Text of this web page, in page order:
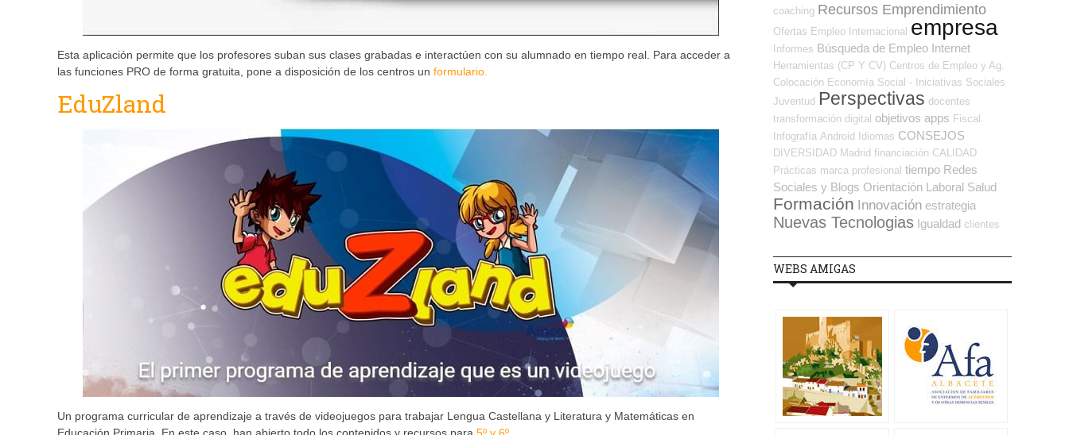
Esta aplicación permite que los profesores suban sus clases grabadas e interactúen con su alumnado en tiempo real. Para acceder a
las funciones PRO de forma gratuita, pone a disposición de los centros un formulario.
EduZland
Un programa curricular de aprendizaje a través de videojuegos para trabajar Lengua Castellana y Literatura y Matemáticas en
coaching Recursos Emprendimiento
Ofertas Empleo Internacional empresa
Informes Búsqueda de Empleo Internet
Herramientas (CP Y CV) Centros de Empleo y Ag.
Colocación Economía Social - Iniciativas Sociales
Juventud Perspectivas docentes
transformación digital objetivos apps Fiscal
Infografía Android Idiomas CONSEJOS
DIVERSIDAD Madrid financiación CALIDAD
Prácticas marca profesional tiempo Redes
Sociales y Blogs Orientación Laboral Salud
Formación Innovación estrategia
Nuevas Tecnologias Igualdad clientes
WEBS AMIGAS